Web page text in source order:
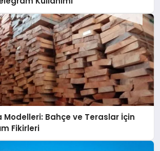
Modelleri: Bahçe ve Teraslar İçin
Fikirleri